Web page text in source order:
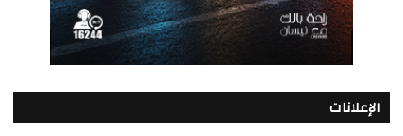
الإعلانات